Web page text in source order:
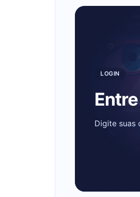
LOGIN
Digite suas